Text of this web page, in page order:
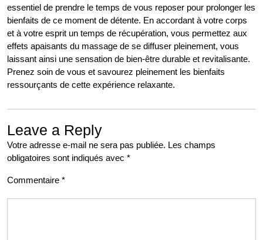
essentiel de prendre le temps de vous reposer pour prolonger les
bienfaits de ce moment de détente. En accordant à votre corps
et à votre esprit un temps de récupération, vous permettez aux
effets apaisants du massage de se diffuser pleinement, vous
laissant ainsi une sensation de bien-être durable et revitalisante.
Prenez soin de vous et savourez pleinement les bienfaits
ressourçants de cette expérience relaxante.
Leave a Reply
Votre adresse e-mail ne sera pas publiée. Les champs
obligatoires sont indiqués avec *
Commentaire *